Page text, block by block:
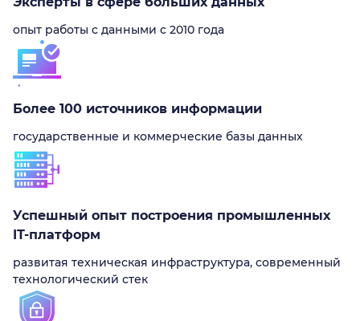
опыт работы с данными с 2010 года
Более 100 источников информации
государственные и коммерческие базы данных
Успешный опыт построения промышленных
IT-платформ
развитая техническая инфраструктура, современный
технологический стек